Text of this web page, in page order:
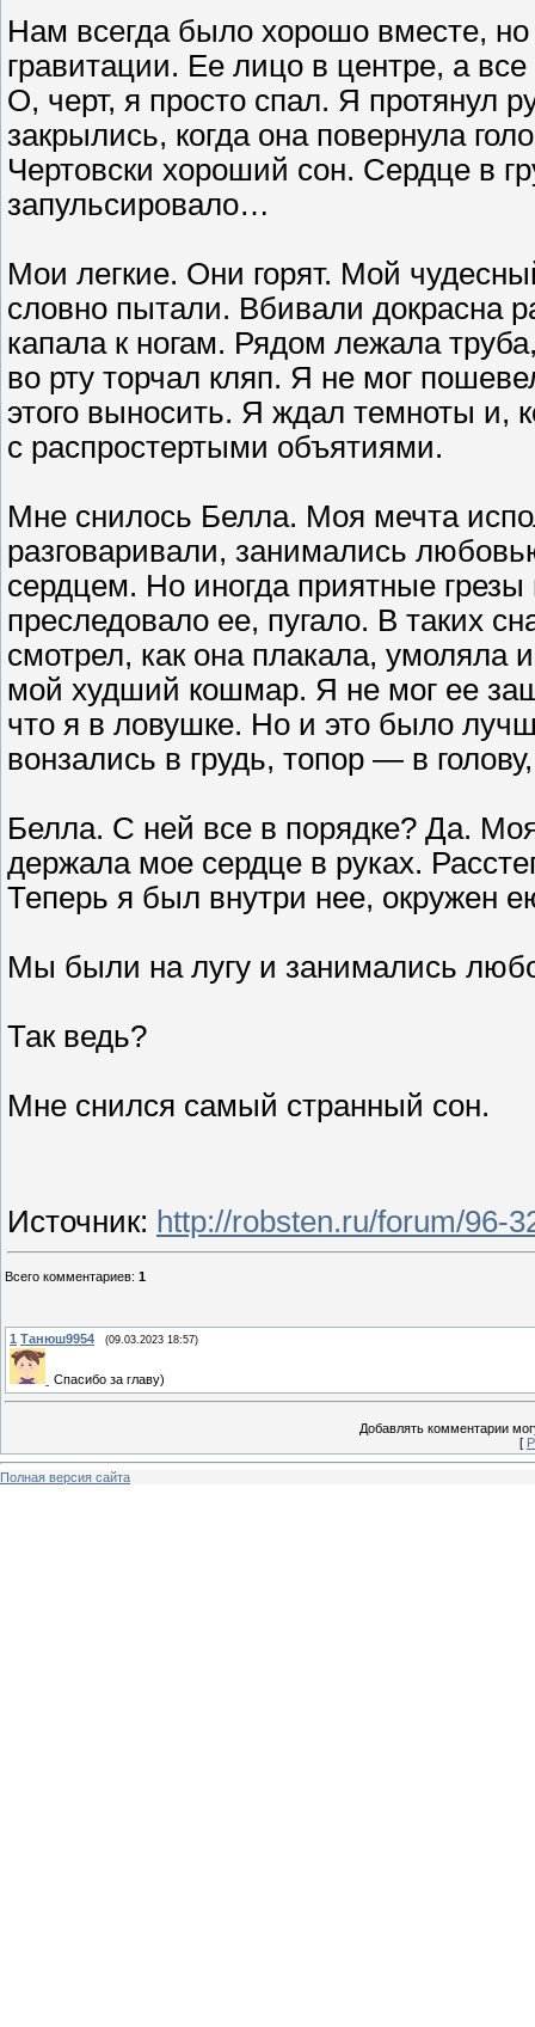
Нам всегда было хорошо вместе,
гравитации. Ее лицо в центре, а
О, черт, я просто спал. Я протянул
закрылись, когда она повернула
Чертовски хороший сон. Сердце в
запульсировало…
Мои легкие. Они горят. Мой
словно пытали. Вбивали докрасна
капала к ногам. Рядом лежала
во рту торчал кляп. Я не мог
этого выносить. Я ждал темноты и,
с распростертыми объятиями.
Мне снилось Белла. Моя мечта
разговаривали, занимались
сердцем. Но иногда приятные
преследовало ее, пугало. В таких
смотрел, как она плакала, умоляла
мой худший кошмар. Я не мог ее
что я в ловушке. Но и это было
вонзались в грудь, топор — в
Белла. С ней все в порядке? Да.
держала мое сердце в руках.
Теперь я был внутри нее, окружен
Мы были на лугу и занимались
Так ведь?
Мне снился самый странный сон.
Источник: http://robsten.ru/forum/96-
Всего комментариев: 1
1 Танюш9954 (09.03.2023 18:57)
Спасибо за главу)
Добавлять комментарии
[
Полная версия сайта